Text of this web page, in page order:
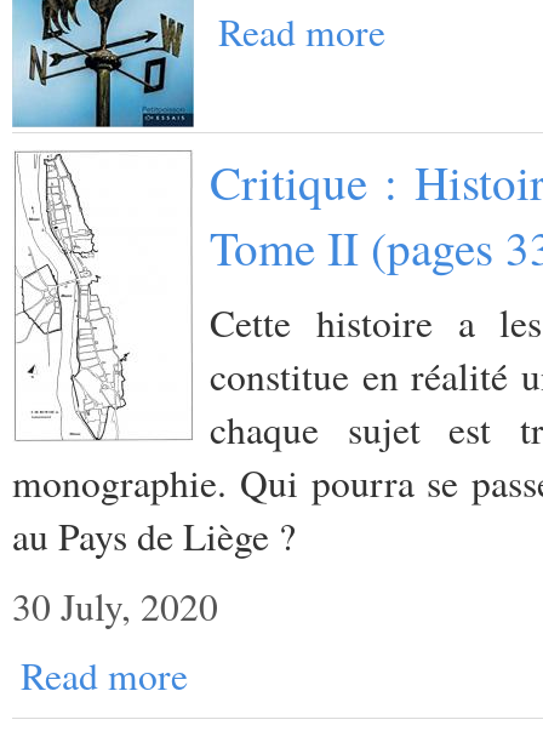
Read more
Critique :
Tome II (pages
Cette histoire a
constitue en réalité
chaque sujet est
monographie. Qui pourra se
au Pays de Liège ?
30 July, 2020
Read more